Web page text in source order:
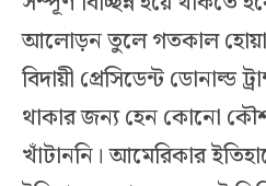
আলোড়ন তুলে গতকাল
বিদায়ী প্রেসিডেন্ট ডোনাল্ড
থাকার জন্য হেন কোনো
খাঁটাননি। আমেরিকার